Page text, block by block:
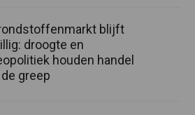
blijft
droogte en
houden handel
greep